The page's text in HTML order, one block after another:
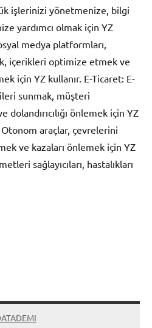
işlerinizi yönetmenize, bilgi
yardımcı olmak için YZ
medya platformları,
içerikleri optimize etmek ve
için YZ kullanır. E-Ticaret: E-
sunmak, müşteri
önlemek için YZ
araçlar, çevrelerini
ve kazaları önlemek için YZ
sağlayıcıları, hastalıkları